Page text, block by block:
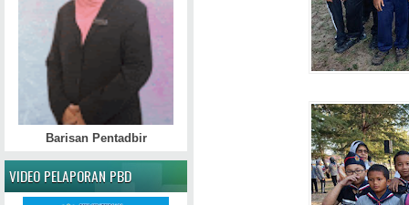
Barisan Pentadbir
VIDEO PELAPORAN PBD